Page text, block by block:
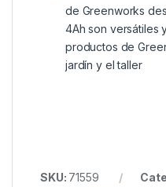
de Greenworks
4Ah son versátiles
productos de
jardín y el taller
SKU: 71559